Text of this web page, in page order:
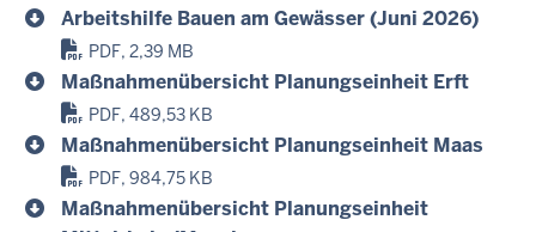
Arbeitshilfe Bauen am Gewässer (Juni 2026)
PDF, 2,39 MB
Maßnahmenübersicht Planungseinheit Erft
PDF, 489,53 KB
Maßnahmenübersicht Planungseinheit Maas
PDF, 984,75 KB
Maßnahmenübersicht Planungseinheit